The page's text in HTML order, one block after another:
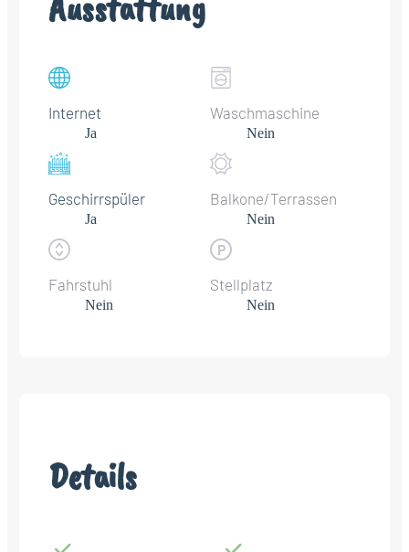
Internet
Ja
Waschmaschine
Nein
Geschirrspüler
Ja
Balkone/Terrassen
Nein
Fahrstuhl
Nein
Stellplatz
Nein
Details